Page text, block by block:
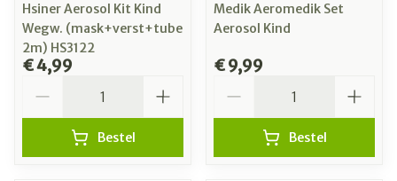
Hsiner Aerosol Kit Kind
Wegw. (mask+verst+tube
2m) HS3122
€ 4,99
Bestel
Medik Aeromedik Set
Aerosol Kind
€ 9,99
Bestel